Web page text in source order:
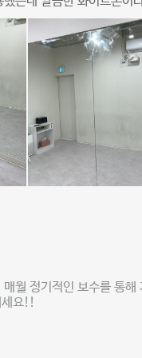
월 정기적인 보수를 통
세요!!